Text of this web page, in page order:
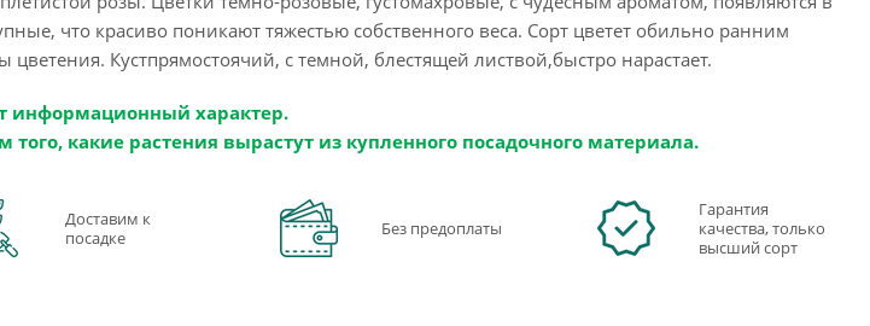
что красиво поникают тяжестью собственного веса. Сорт цветет обильно ранним
Кустпрямостоячий, с темной, блестящей листвой,быстро нарастает.
информационный характер.
какие растения вырастут из купленного посадочного материала.
Доставим к
посадке
Без предоплаты
Гарантия
качества, только
высший сорт